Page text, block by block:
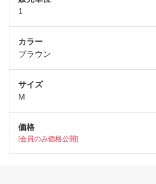
1
ブラウン
M
[会員のみ価格公開]